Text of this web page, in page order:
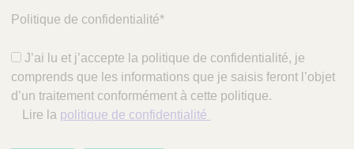
Politique de confidentialité*
J’ai lu et j’accepte la politique de confidentialité, je
comprends que les informations que je saisis feront l’objet
d’un traitement conformément à cette politique.
Lire la politique de confidentialité